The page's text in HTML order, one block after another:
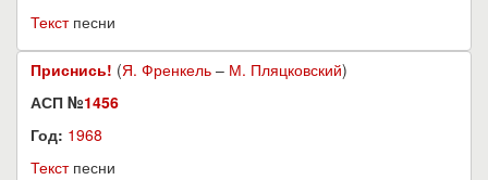
Текстпесни
Приснись! (Я. Френкель – М. Пляцковский)
АСП №1456
Год: 1968
Текстпесни